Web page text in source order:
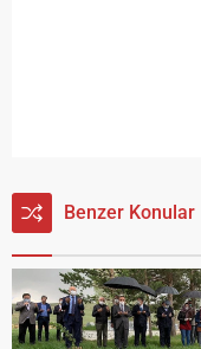
Benzer Konular